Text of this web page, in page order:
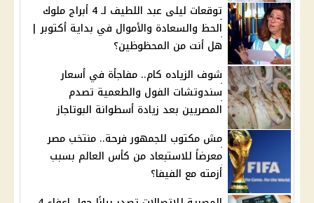
توقعات ليلى عبد اللطيف لـ 4 أبراج ملوك
الحظ والسعادة والأموال في بداية أكتوبر |
هل أنت من المحظوظين؟
شوف الزياده كام.. مفاجأة في أسعار
سندوتشات الفول والطعمية تصدم
المصريين بعد زيادة أسطوانة البوتاجاز
مش مكتوب للجمهور فرحة.. منتخب مصر
معرضاً للاستبعاد من كأس العالم بسبب
أزمته مع الفيفا؟